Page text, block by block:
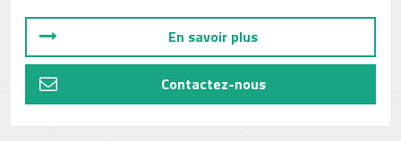
En savoir plus
Contactez-nous